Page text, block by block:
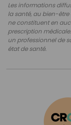
Les informations
la santé, au bien-
ne constituent en
prescription
un professionnel de
état de santé.